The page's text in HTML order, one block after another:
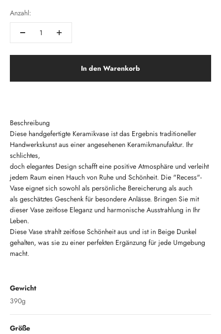
Anzahl:
In den Warenkorb
Beschreibung
Diese handgefertigte Keramikvase ist das Ergebnis traditioneller
Handwerkskunst aus einer angesehenen Keramikmanufaktur. Ihr
schlichtes,
doch elegantes Design schafft eine positive Atmosphäre und verleiht
jedem Raum einen Hauch von Ruhe und Schönheit. Die "Recess"-
Vase eignet sich sowohl als persönliche Bereicherung als auch
als geschätztes Geschenk für besondere Anlässe. Bringen Sie mit
dieser Vase zeitlose Eleganz und harmonische Ausstrahlung in Ihr
Leben.
Diese Vase strahlt zeitlose Schönheit aus und ist in Beige Dunkel
gehalten, was sie zu einer perfekten Ergänzung für jede Umgebung
macht.
Gewicht
390g
Größe